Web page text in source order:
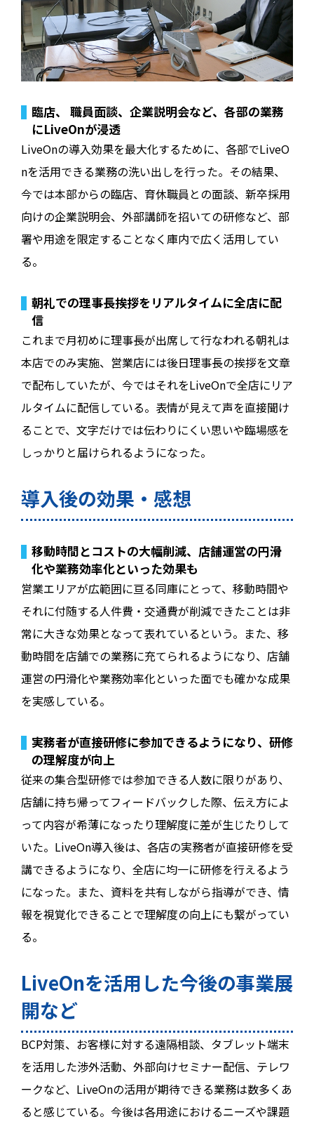
臨店、 職員面談、企業説明会など、各部の業務
にLiveOnが浸透
LiveOnの導入効果を最大化するために、各部でLiveO
nを活用できる業務の洗い出しを行った。その結果、
今では本部からの臨店、育休職員との面談、新卒採用
向けの企業説明会、外部講師を招いての研修など、部
署や用途を限定することなく庫内で広く活用してい
る。
朝礼での理事長挨拶をリアルタイムに全店に配
信
これまで月初めに理事長が出席して行なわれる朝礼は
本店でのみ実施、営業店には後日理事長の挨拶を文章
で配布していたが、今ではそれをLiveOnで全店にリア
ルタイムに配信している。表情が見えて声を直接聞け
ることで、文字だけでは伝わりにくい思いや臨場感を
しっかりと届けられるようになった。
導入後の効果・感想
移動時間とコストの大幅削減、店舗運営の円滑
化や業務効率化といった効果も
営業エリアが広範囲に亘る同庫にとって、移動時間や
それに付随する人件費・交通費が削減できたことは非
常に大きな効果となって表れているという。また、移
動時間を店舗での業務に充てられるようになり、店舗
運営の円滑化や業務効率化といった面でも確かな成果
を実感している。
実務者が直接研修に参加できるようになり、研修
の理解度が向上
従来の集合型研修では参加できる人数に限りがあり、
店舗に持ち帰ってフィードバックした際、伝え方によ
って内容が希薄になったり理解度に差が生じたりして
いた。LiveOn導入後は、各店の実務者が直接研修を受
講できるようになり、全店に均一に研修を行えるよう
になった。また、資料を共有しながら指導ができ、情
報を視覚化できることで理解度の向上にも繋がってい
る。
LiveOnを活用した今後の事業展
開など
BCP対策、お客様に対する遠隔相談、タブレット端末
を活用した渉外活動、外部向けセミナー配信、テレワ
ークなど、LiveOnの活用が期待できる業務は数多くあ
ると感じている。今後は各用途におけるニーズや課題